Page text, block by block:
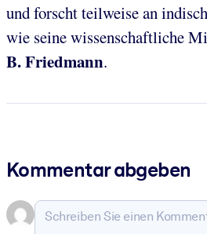
und forscht teilweise an
wie seine wissenschaftliche
B. Friedmann.
Kommentar abgeben